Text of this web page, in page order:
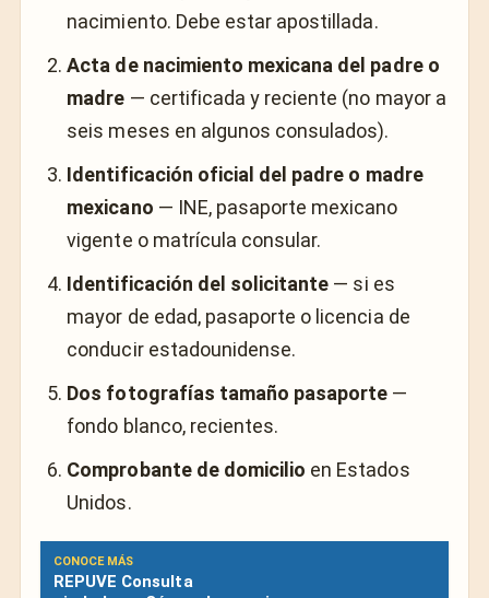
nacimiento. Debe estar apostillada.
Acta de nacimiento mexicana del padre o
madre — certificada y reciente (no mayor a
seis meses en algunos consulados).
Identificación oficial del padre o madre
mexicano — INE, pasaporte mexicano
vigente o matrícula consular.
Identificación del solicitante — si es
mayor de edad, pasaporte o licencia de
conducir estadounidense.
Dos fotografías tamaño pasaporte —
fondo blanco, recientes.
Comprobante de domicilio en Estados
Unidos.
CONOCE MÁS
REPUVE Consulta